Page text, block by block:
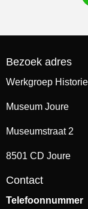
Bezoek adres
Werkgroep
Museum Joure
Museumstraat 2
8501 CD Joure
Contact
Telefoonnummer